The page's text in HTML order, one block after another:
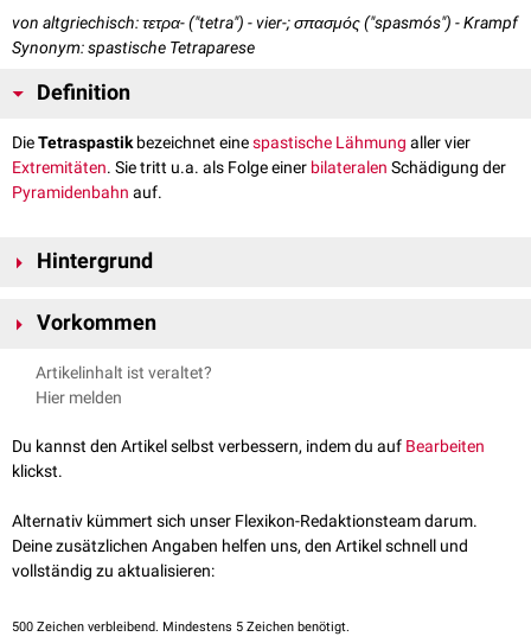
von altgriechisch: τετρα- ("tetra") - vier-; σπασμός ("spasmós") - Krampf
Synonym: spastische Tetraparese
Definition
DieTetraspastikbezeichnet einespastische Lähmung aller vier
Extremitäten. Sie tritt u.a. als Folge einer bilateralen Schädigung der
Pyramidenbahn auf.
Hintergrund
Hirnstammoder imZervikalmark
Vorkommen
Eine Tetraspastik kann u.a. bei folgenden neurologischen
Krankheitsbildern auftreten:
Zentrale pontine Myelinolyse
Niemann-Pick-Krankheit
Artikelinhalt ist veraltet?
Hier melden
Du kannst den Artikel selbst verbessern, indem du auf Bearbeiten
klickst.
Alternativ kümmert sich unser Flexikon-Redaktionsteam darum.
Deine zusätzlichen Angaben helfen uns, den Artikel schnell und
vollständig zu aktualisieren:
500 Zeichen verbleibend. Mindestens 5 Zeichen benötigt.